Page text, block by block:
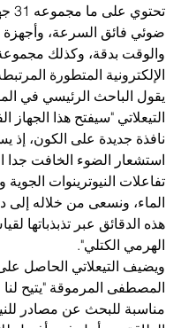
ضوئي فائق السرعة، وأجهزة
والوقت بدقة، وكذلك
الإلكترونية المتطورة
يقول الباحث الرئيسي في
التيعلاتي "سيفتح هذا الجهاز
نافذة جديدة على الكون، إذ
استشعار الضوء الخافت جدا
تفاعلات النيوترينوات الجوية
الماء، ونسعى من خلاله
هذه الدقائق عبر تذبذباتها
الهرمي الكتلي".
ويضيف التيعلاتي الحاصل
المصطفى المرموقة "يتيح
مناسبة للبحث عن مصادر